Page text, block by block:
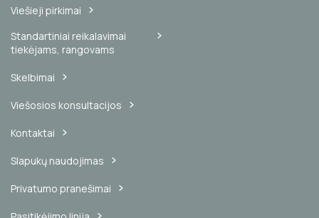
Viešieji pirkimai
Standartiniai reikalavimai
tiekėjams, rangovams
Skelbimai
Viešosios konsultacijos
Kontaktai
Slapukų naudojimas
Privatumo pranešimai